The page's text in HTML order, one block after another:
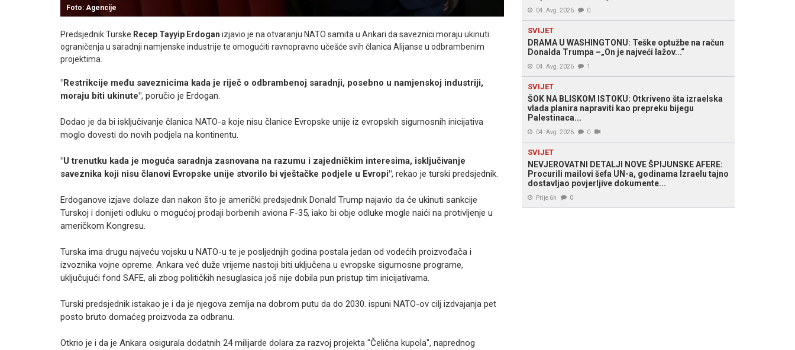
Foto: Agencije
Predsjednik Turske Recep Tayyip Erdogan izjavio je na otvaranju NATO samita u Ankari da saveznici moraju ukinuti
ograničenja u saradnji namjenske industrije te omogućiti ravnopravno učešće svih članica Alijanse u odbrambenim
projektima.
"Restrikcije među saveznicima kada je riječ o odbrambenoj saradnji, posebno u namjenskoj industriji,
moraju biti ukinute", poručio je Erdogan.
Dodao je da bi isključivanje članica NATO-a koje nisu članice Evropske unije iz evropskih sigurnosnih inicijativa
moglo dovesti do novih podjela na kontinentu.
"U trenutku kada je moguća saradnja zasnovana na razumu i zajedničkim interesima, isključivanje
saveznika koji nisu članovi Evropske unije stvorilo bi vještačke podjele u Evropi", rekao je turski predsjednik.
Erdoganove izjave dolaze dan nakon što je američki predsjednik Donald Trump najavio da će ukinuti sankcije
Turskoj i donijeti odluku o mogućoj prodaji borbenih aviona F-35, iako bi obje odluke mogle naići na protivljenje u
američkom Kongresu.
Turska ima drugu najveću vojsku u NATO-u te je posljednjih godina postala jedan od vodećih proizvođača i
izvoznika vojne opreme. Ankara već duže vrijeme nastoji biti uključena u evropske sigurnosne programe,
uključujući fond SAFE, ali zbog političkih nesuglasica još nije dobila pun pristup tim inicijativama.
Turski predsjednik istakao je i da je njegova zemlja na dobrom putu da do 2030. ispuni NATO-ov cilj izdvajanja pet
posto bruto domaćeg proizvoda za odbranu.
Otkrio je i da je Ankara osigurala dodatnih 24 milijarde dolara za razvoj projekta "Čelična kupola", naprednog
04. Avg. 2026 0
SVIJET
DRAMA U WASHINGTONU: Teške optužbe na račun
Donalda Trumpa –„On je najveći lažov...“
04. Avg. 2026 1
SVIJET
ŠOK NA BLISKOM ISTOKU: Otkriveno šta izraelska
vlada planira napraviti kao prepreku bijegu
Palestinaca...
04. Avg. 2026 0
SVIJET
NEVJEROVATNI DETALJI NOVE ŠPIJUNSKE AFERE:
Procurili mailovi šefa UN-a, godinama Izraelu tajno
dostavljao povjerljive dokumente...
Prije 6h 0